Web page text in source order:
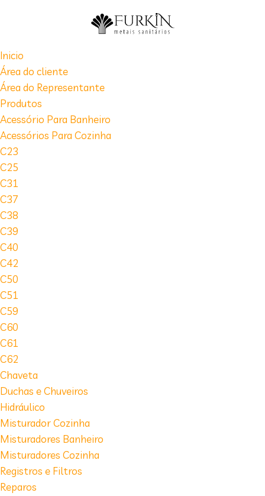
Inicio
Área do cliente
Área do Representante
Produtos
Acessório Para Banheiro
Acessórios Para Cozinha
C23
C25
C31
C37
C38
C39
C40
C42
C50
C51
C59
C60
C61
C62
Chaveta
Duchas e Chuveiros
Hidráulico
Misturador Cozinha
Misturadores Banheiro
Misturadores Cozinha
Registros e Filtros
Reparos